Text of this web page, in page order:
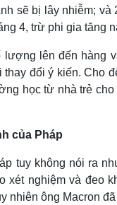
sẽ bị lây nhiễm;
4, trừ phi gia tăng
lượng lên đến hàng
thay đổi ý kiến. Cho
học từ nhà trẻ
của Pháp
tuy không nói ra
xét nghiệm và đeo
nhiên ông Macron